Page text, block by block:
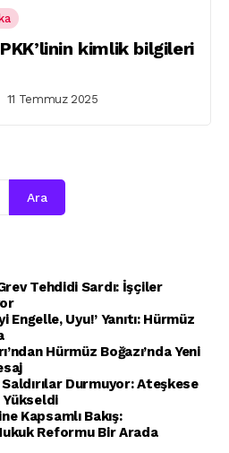
kimlik bilgileri
11 Temmuz 2025
Ara
Tehdidi Sardı: İşçiler
Engelle, Uyu!’ Yanıtı: Hürmüz
Hürmüz Boğazı’nda Yeni
Durmuyor: Ateşkese
Yükseldi
Kapsamlı Bakış:
Reformu Bir Arada